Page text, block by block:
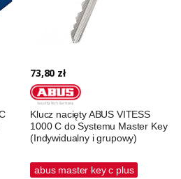
73,80 zł
Klucz nacięty ABUS VITESS
1000 C do Systemu Master Key
(Indywidualny i grupowy)
abus master key c plus